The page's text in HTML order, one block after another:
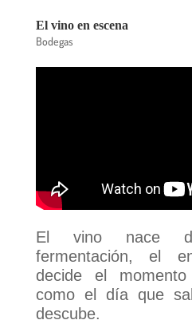
El vino en escena
Bodegas
El vino nace
fermentación, el
decide el
como el día que
descube.